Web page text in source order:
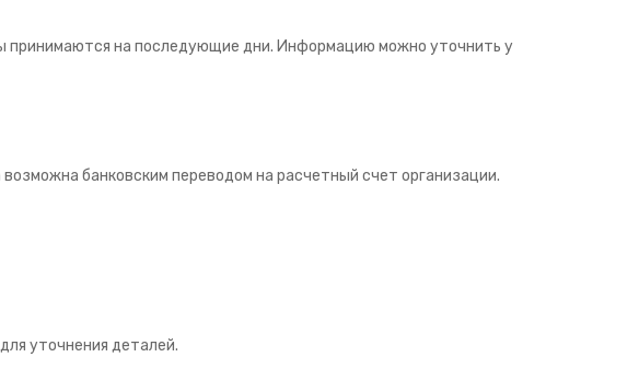
принимаются на последующие дни. Информацию можно уточнить у
банковским переводом на расчетный счет организации.
уточнения деталей.